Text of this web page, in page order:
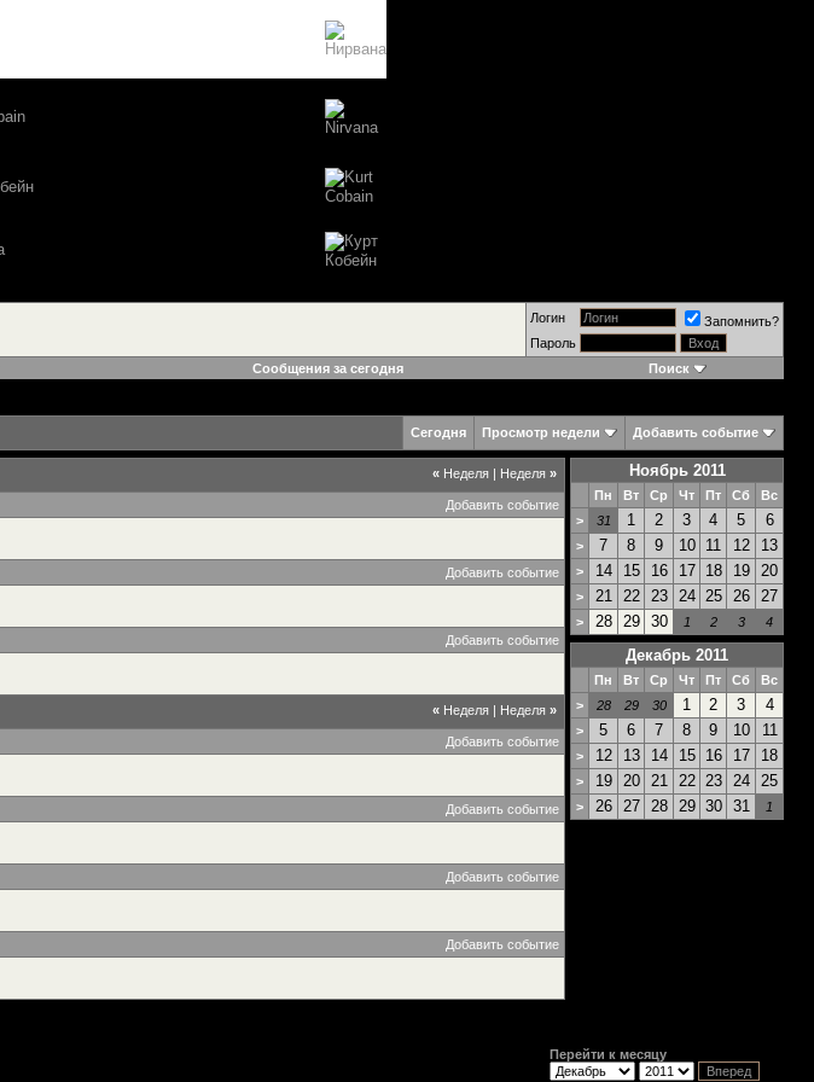
Логин
Запомнить?
Пароль
Сообщения за сегодня Поиск
Сегодня Просмотр недели Добавить событие
« Неделя | Неделя »
Добавить событие
Добавить событие
Добавить событие
« Неделя | Неделя »
Добавить событие
Добавить событие
Добавить событие
Добавить событие
Ноябрь 2011
Пн Вт Ср Чт Пт Сб
Вс
>
31 1 2 3 4 5 6
> 7 8 9 10 11 12 13
> 14 15 16 17 18 19 20
> 21 22 23 24 25 26 27
> 28 29 30 1 2 3 4
Декабрь 2011
Пн Вт Ср Чт Пт Сб
Вс
>
28 29 30 1 2 3 4
> 5 6 7 8 9 10 11
> 12 13 14 15 16 17 18
> 19 20 21 22 23 24 25
> 26 27 28 29 30 31 1
Перейти к месяцу